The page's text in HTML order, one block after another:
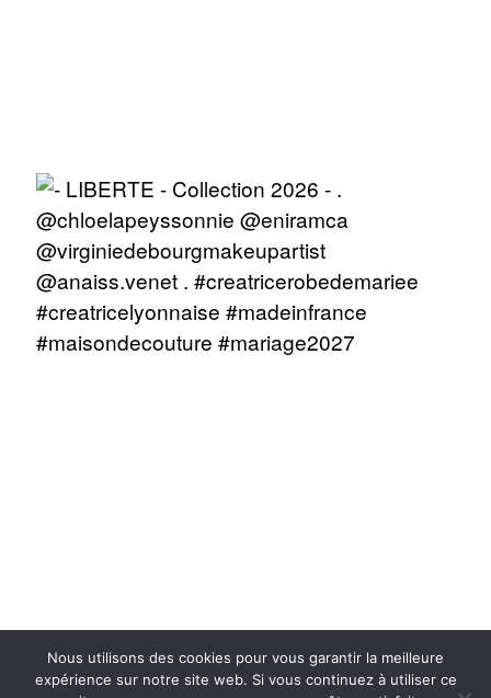
@2021Clémentine Iacono- Images parChloé Lapeyssonnie- Site parStudio
Quotidien|Mentions légales
Nous utilisons des cookies pour vous garantir la meilleure
expérience sur notre site web. Si vous continuez à utiliser ce